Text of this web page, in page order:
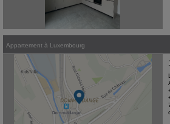
Appartement à Luxembourg
1